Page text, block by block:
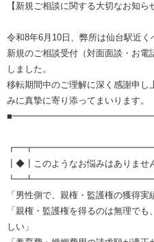
【新規ご相談に関する大切なお知ら
令和8年6月10日、弊所は仙台駅近く
新規のご相談受付（対面面談・お電
しました。
移転期間中のご理解に深く感謝申し
みに真摯に寄り添ってまいります。
┃◆┃このようなお悩みはありませ
「男性側で、親権・監護権の獲得実
「親権・監護権を得るのは無理で
しい」